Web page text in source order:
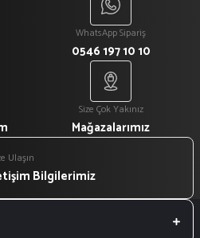
WhatsApp Sipariş
0546 197 10 10
Size Çok Yakınız
Mağazalarımız
Ulaşın
Bilgilerimiz